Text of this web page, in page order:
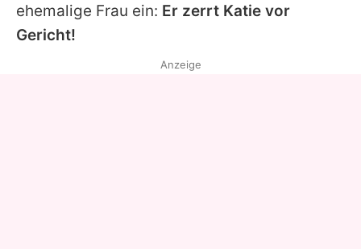
ehemalige Frau ein: Er zerrt Katie vor
Gericht!
Anzeige